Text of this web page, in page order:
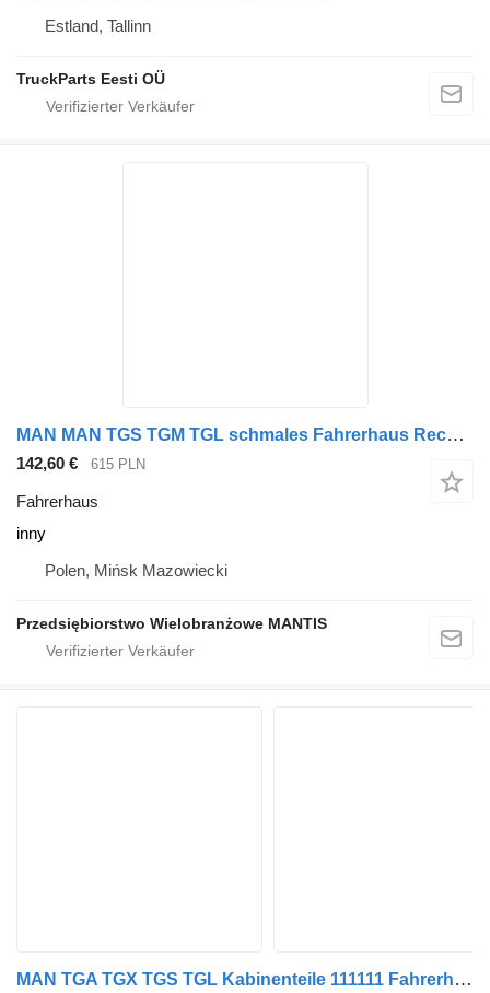
Estland, Tallinn
TruckParts Eesti OÜ
MAN MAN TGS TGM TGL schmales Fahrerhaus Rechts inny für Sattelzugmaschine
142,60 € 615 PLN
Fahrerhaus
inny
Polen, Mińsk Mazowiecki
Przedsiębiorstwo Wielobranżowe MANTIS
MAN TGA TGX TGS TGL Kabinenteile 111111 Fahrerhaus für Sattelzugmaschine